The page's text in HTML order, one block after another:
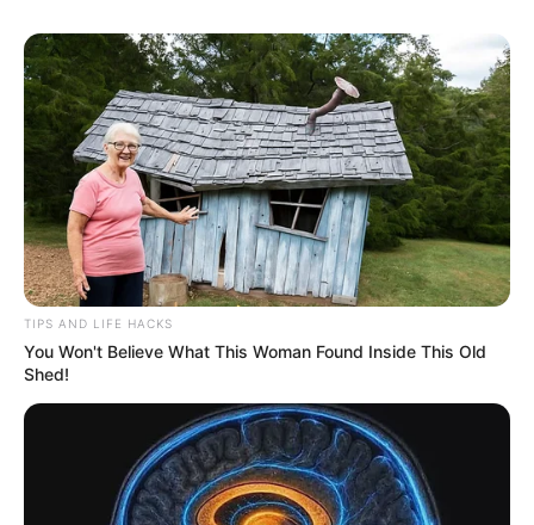
TIPS AND LIFE HACKS
You Won't Believe What This Woman Found Inside This Old
Shed!